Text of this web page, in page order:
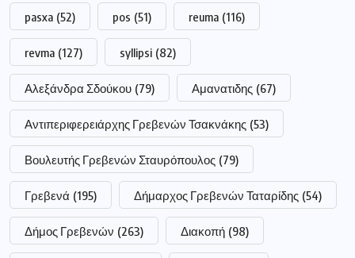
pasxa (52) pos (51) reuma (116)
revma (127) syllipsi (82)
Αλεξάνδρα Σδούκου (79) Αμανατιδης (67)
Αντιπεριφερειάρχης Γρεβενών Τσακνάκης (53)
Βουλευτής Γρεβενών Σταυρόπουλος (79)
Γρεβενά (195) Δήμαρχος Γρεβενών Ταταρίδης (54)
Δήμος Γρεβενών (263) Διακοπή (98)